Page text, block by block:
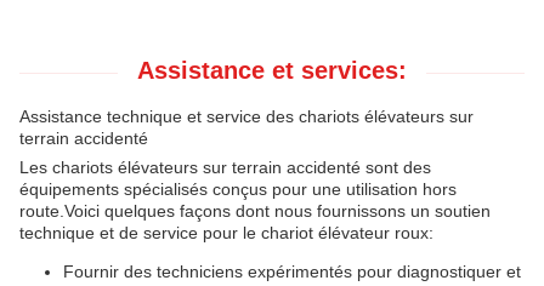
Assistance et services:
Assistance technique et service des chariots élévateurs sur
terrain accidenté
Les chariots élévateurs sur terrain accidenté sont des
équipements spécialisés conçus pour une utilisation hors
route.Voici quelques façons dont nous fournissons un soutien
technique et de service pour le chariot élévateur roux:
Fournir des techniciens expérimentés pour diagnostiquer et